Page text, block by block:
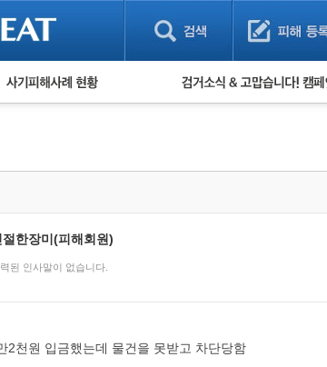
피해사례 현황
유해사이트 목록
비공개 피해사례
워킹홀리데이 피해사례
검거 소식
절한장미(피해회원)
된 인사말이 없습니다.
2천원 입금했는데 물건을 못받고 차단당함